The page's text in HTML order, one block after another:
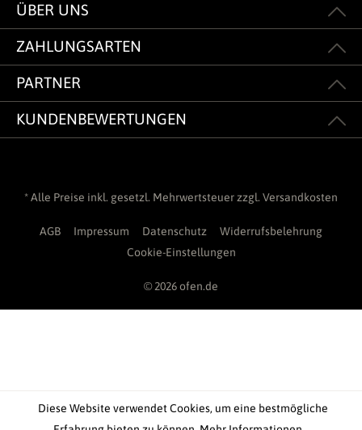
ÜBER UNS
ZAHLUNGSARTEN
PARTNER
KUNDENBEWERTUNGEN
* Alle Preise inkl. gesetzl. Mehrwertsteuer zzgl. Versandkosten
AGB Impressum Datenschutz
Widerrufsbelehrung
Cookie-Einstellungen
© 2026 ofen.de
Diese Website verwendet Cookies, um eine bestmögliche